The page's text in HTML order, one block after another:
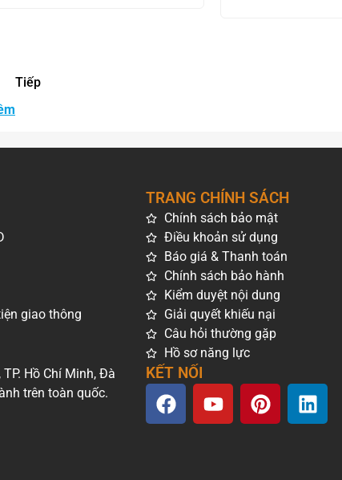
Tiếp
giao thông
Hồ Chí Minh, Đà
trên toàn quốc.
TRANG CHÍNH SÁCH
Chính sách bảo mật
Điều khoản sử dụng
Báo giá & Thanh toán
Chính sách bảo hành
Kiểm duyệt nội dung
Giải quyết khiếu nại
Câu hỏi thường gặp
Hồ sơ năng lực
KẾT NỐI